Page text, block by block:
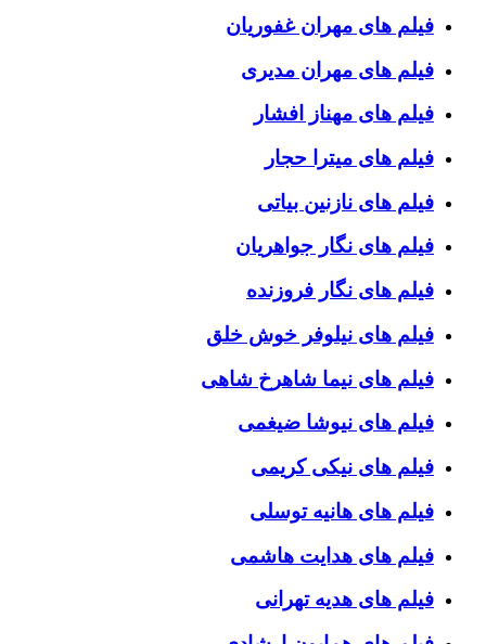
فیلم های مهران غفوریان
فیلم های مهران مدیری
فیلم های مهناز افشار
فیلم های میترا حجار
فیلم های نازنین بیاتی
فیلم های نگار جواهریان
فیلم های نگار فروزنده
فیلم های نیلوفر خوش خلق
فیلم های نیما شاهرخ شاهی
فیلم های نیوشا ضیغمی
فیلم های نیکی کریمی
فیلم های هانیه توسلی
فیلم های هدایت هاشمی
فیلم های هدیه تهرانی